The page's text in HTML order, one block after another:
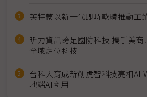
英特蒙以新一代即時軟體推動工
昕力資訊跨足國防科技 攜手美
全域定位科技
台科大育成新創虎智科技亮相AI
地端AI商用